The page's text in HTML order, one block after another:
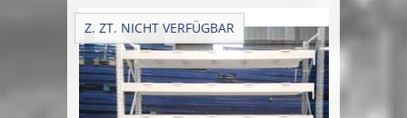
Z. ZT. NICHT VERFÜGBAR